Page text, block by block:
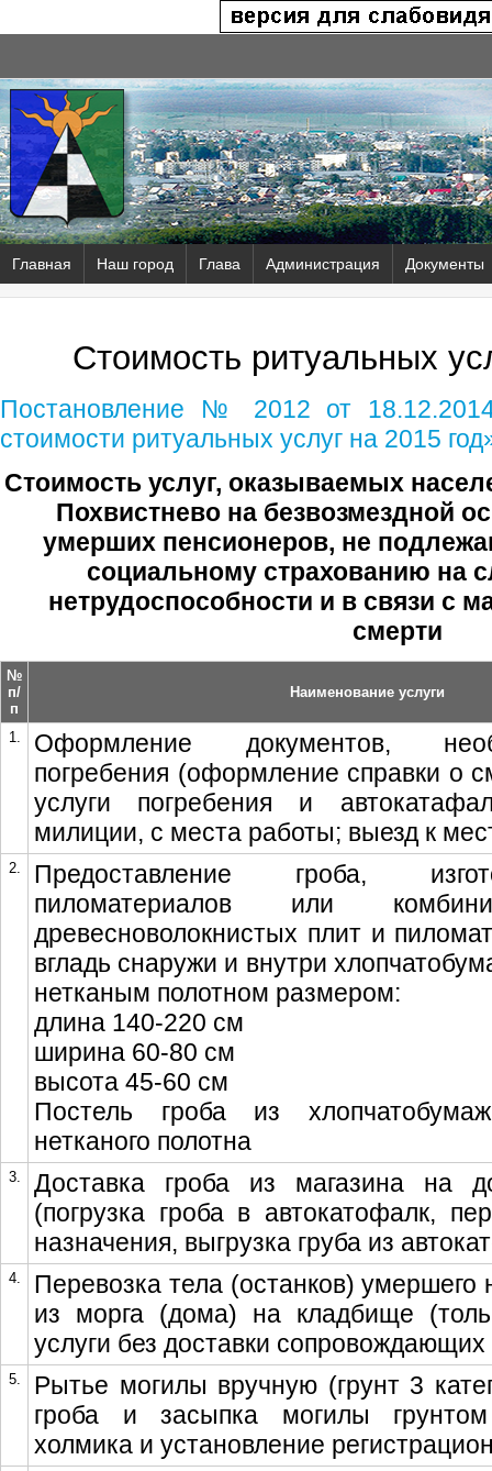
Главная Наш город Глава Администрация Документы
Стоимость ритуальных
Постановление № 2012 от
стоимости ритуальных услуг на 2015
Стоимость услуг, оказываемых
Похвистнево на безвозмездной
умерших пенсионеров, не
социальному страхованию на
нетрудоспособности и в связи с
смерти
№
п/
п
Наименование услуги
1.
Оформление документов,
погребения (оформление справки о
услуги погребения и
милиции, с места работы; выезд к
2.
Предоставление гроба,
пиломатериалов или
древесноволокнистых плит и
вгладь снаружи и внутри
нетканым полотном размером:
длина 140-220 см
ширина 60-80 см
высота 45-60 см
Постель гроба из
нетканого полотна
3.
Доставка гроба из магазина на
(погрузка гроба в автокатофалк,
назначения, выгрузка груба из
4.
Перевозка тела (останков) умершего
из морга (дома) на кладбище
услуги без доставки
5.
Рытье могилы вручную (грунт 3
гроба и засыпка могилы
холмика и установление